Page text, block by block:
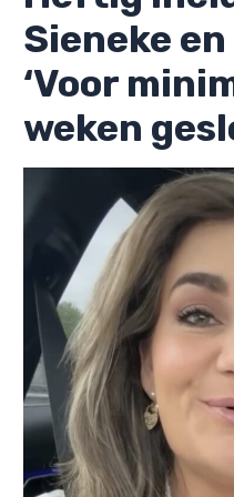
Sieneke
‘Voor
weken